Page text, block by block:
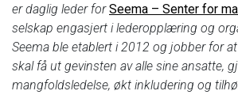
er daglig leder forSeema – Senter for
selskap engasjert i lederopplæring og
Seema ble etablert i 2012 og jobber for
skal få ut gevinsten av alle sine ansatte,
mangfoldsledelse, økt inkludering og